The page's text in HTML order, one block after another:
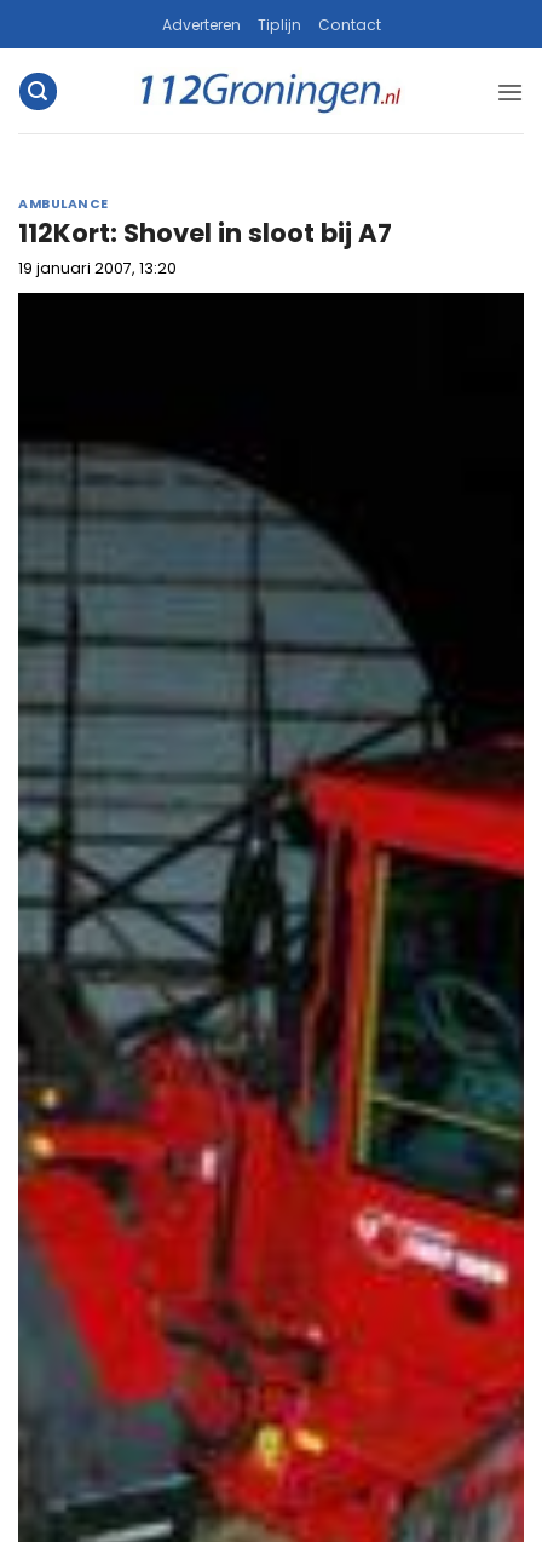
naar
inhoud
Adverteren Tiplijn Contact
AMBULANCE
112Kort: Shovel in sloot bij A7
19 januari 2007, 13:20